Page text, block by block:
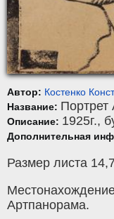
Автор: Костенко
Название:
Описание: 1925г.,
Дополнительная
Размер листа
Артпанорама.